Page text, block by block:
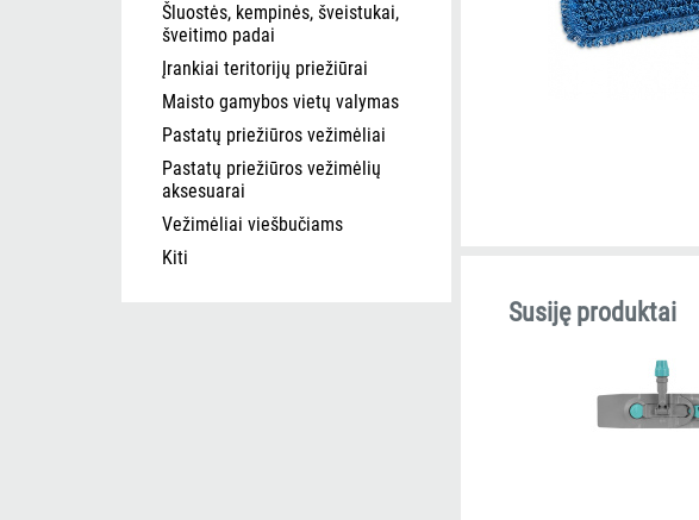
Šluostės, kempinės, šveistukai,
šveitimo padai
Įrankiai teritorijų priežiūrai
Maisto gamybos vietų valymas
Pastatų priežiūros vežimėliai
Pastatų priežiūros vežimėlių
aksesuarai
Vežimėliai viešbučiams
Kiti
Susiję produktai